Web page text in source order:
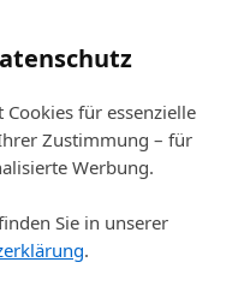
für essenzielle
Zustimmung – für
Werbung.
Sie in unserer
.
Fertigen Bau- +